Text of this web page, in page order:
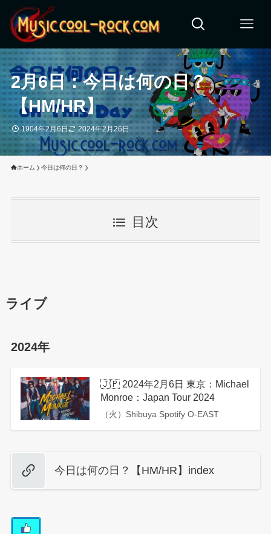
2月6日：今日は何の日？
【HM/HR】
1904年2月6日 2024年2月26日
ホーム 今日は何の日？
目次
ライブ
2024年
🇯🇵 2024年2月6日 東京：Michael
Monroe：Japan Tour 2024
（火）Shibuya Spotify O-EAST
今日は何の日？【HM/HR】index